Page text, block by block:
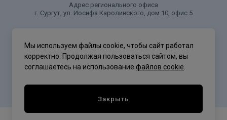
Адрес регионального офиса
г. Сургут, ул. Иосифа Каролинского, дом 10, офис 5
Мы используем файлы cookie, чтобы сайт работал
корректно. Продолжая пользоваться сайтом, вы
соглашаетесь на использование файлов cookie
Закрыть